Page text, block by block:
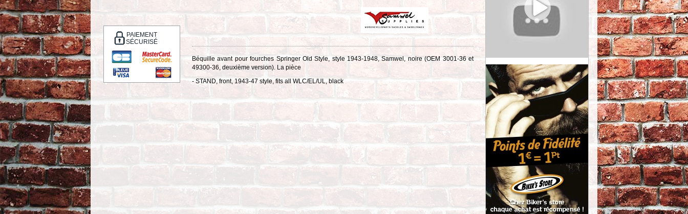
PAIEMENT
SÉCURISÉ
Béquille avant pour fourches Springer Old Style, style 1943-1948, Samwel, noire (OEM 3001-36 et
49300-36, deuxième version). La pièce
- STAND, front, 1943-47 style, fits all WLC/EL/UL, black